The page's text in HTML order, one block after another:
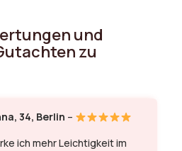
und
zu
34, Berlin –
ich mehr Leichtigkeit im